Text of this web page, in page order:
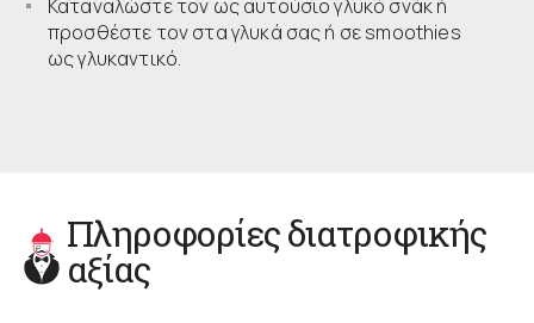
Καταναλώστε τον ως αυτούσιο γλυκό σνάκ ή
προσθέστε τον στα γλυκά σας ή σε smoothies
ως γλυκαντικό.
Πληροφορίες διατροφικής
αξίας